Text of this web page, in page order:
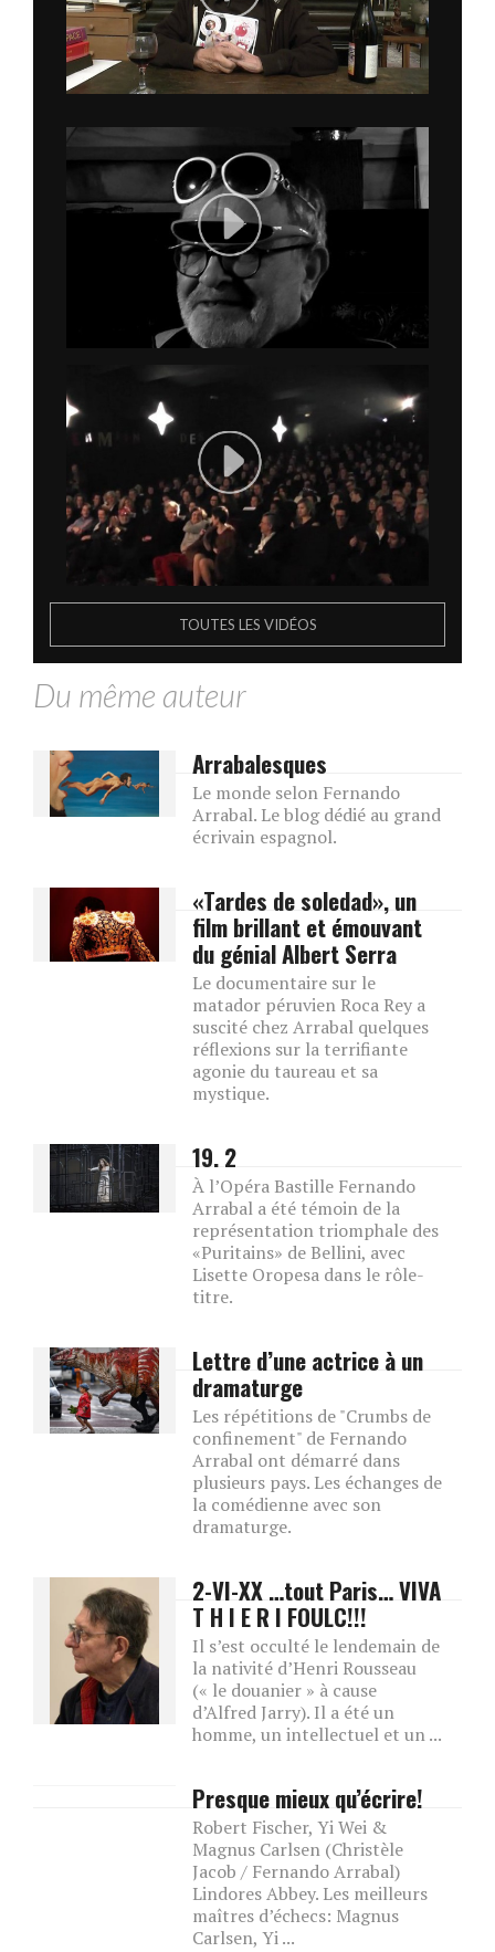
TOUTES LES VIDÉOS
Du même auteur
Arrabalesques
Le monde selon Fernando
Arrabal. Le blog dédié au grand
écrivain espagnol.
«Tardes de soledad», un
film brillant et émouvant
du génial Albert Serra
Le documentaire sur le
matador péruvien Roca Rey a
suscité chez Arrabal quelques
réflexions sur la terrifiante
agonie du taureau et sa
mystique.
19. 2
À l’Opéra Bastille Fernando
Arrabal a été témoin de la
représentation triomphale des
«Puritains» de Bellini, avec
Lisette Oropesa dans le rôle-
titre.
Lettre d’une actrice à un
dramaturge
Les répétitions de "Crumbs de
confinement" de Fernando
Arrabal ont démarré dans
plusieurs pays. Les échanges de
la comédienne avec son
dramaturge.
2-VI-XX …tout Paris… VIVA
T H I E R I FOULC!!!
Il s’est occulté le lendemain de
la nativité d’Henri Rousseau
(« le douanier » à cause
d’Alfred Jarry). Il a été un
homme, un intellectuel et un ...
Presque mieux qu’écrire!
Robert Fischer, Yi Wei &
Magnus Carlsen (Christèle
Jacob / Fernando Arrabal)
Lindores Abbey. Les meilleurs
maîtres d’échecs: Magnus
Carlsen, Yi ...